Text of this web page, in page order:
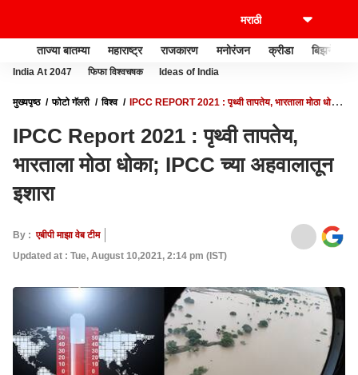
ताज्या बातम्या महाराष्ट्र राजकारण मनोरंजन क्रीडा बिझनेस
India At 2047 फिफा विश्वचषक Ideas of India
मुख्यपृष्ठ फोटो गॅलरी विश्व
IPCC REPORT 2021 : पृथ्वी तापतेय, भारताला मोठा धोका;
IPCC Report 2021 : पृथ्वी तापतेय,
भारताला मोठा धोका; IPCC च्या अहवालातून
इशारा
By :एबीपी माझा वेब टीम
Updated at : Tue, August 10,2021, 2:14 pm (IST)